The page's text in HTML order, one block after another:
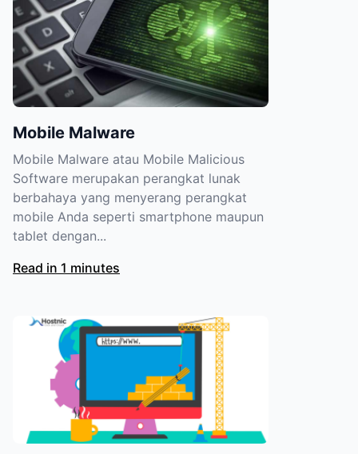
Mobile Malware
Mobile Malware atau Mobile Malicious
Software merupakan perangkat lunak
berbahaya yang menyerang perangkat
mobile Anda seperti smartphone maupun
tablet dengan...
Read in 1 minutes